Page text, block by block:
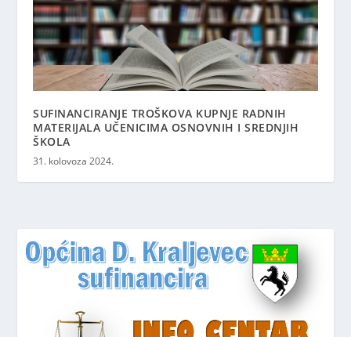
SUFINANCIRANJE TROŠKOVA KUPNJE RADNIH
MATERIJALA UČENICIMA OSNOVNIH I SREDNJIH
ŠKOLA
31. kolovoza 2024.